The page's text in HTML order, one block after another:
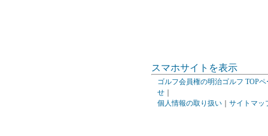
スマホサイトを表示
ゴルフ会員権の明治ゴルフ TOPペ
せ
個人情報の取り扱い
サイトマッ